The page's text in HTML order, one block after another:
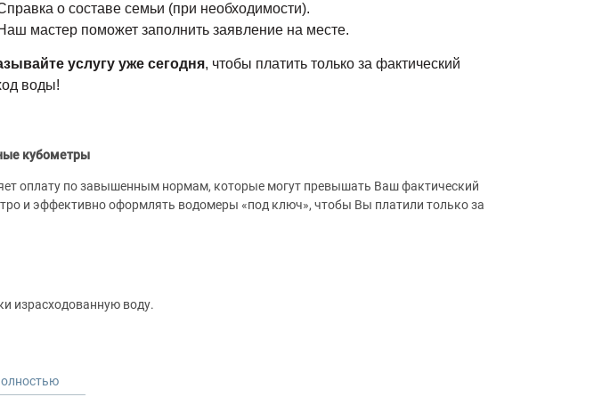
о составе семьи (при необходимости).
мастер поможет заполнить заявление на месте.
услугу уже сегодня, чтобы платить только за фактический
воды!
кубометры
оплату по завышенным нормам, которые могут превышать Ваш фактический
и эффективно оформлять водомеры «под ключ», чтобы Вы платили только за
израсходованную воду.